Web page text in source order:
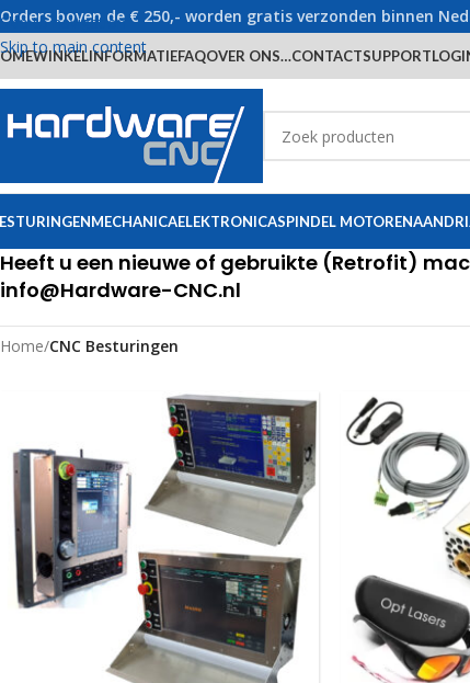
Skip to navigation
Skip to main content
Orders boven de € 250,- worden gratis verzonden binnen
WINKELINFORMATIEFAQOVER ONS…CONTACTSUPPORT
MECHANICAELEKTRONICASPINDEL MOTOREN
Heeft u een nieuwe of gebruikte (Retrofit)
info@Hardware-CNC.nl
Home/CNC Besturingen